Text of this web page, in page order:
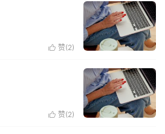
 赞(2)
 赞(2)